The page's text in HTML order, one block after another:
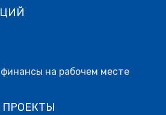
на рабочем месте